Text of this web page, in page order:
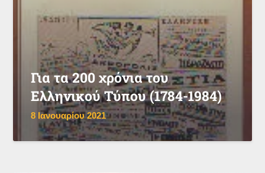
Για τα 200 χρόνια του
Ελληνικού Τύπου (1784-1984)
8 Ιανουαρίου 2021